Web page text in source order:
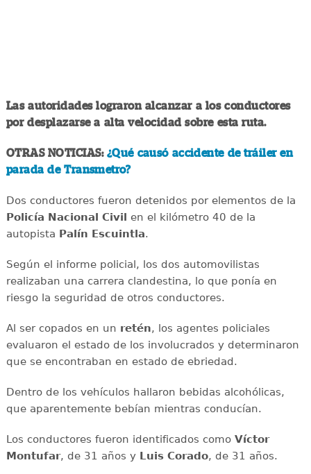
Las autoridades lograron alcanzar a los conductores
por desplazarse a alta velocidad sobre esta ruta.
OTRAS NOTICIAS: ¿Qué causó accidente de tráiler en
parada de Transmetro?
Dos conductores fueron detenidos por elementos de la
Policía Nacional Civil en el kilómetro 40 de la
autopista Palín Escuintla.
Según el informe policial, los dos automovilistas
realizaban una carrera clandestina, lo que ponía en
riesgo la seguridad de otros conductores.
Al ser copados en un retén, los agentes policiales
evaluaron el estado de los involucrados y determinaron
que se encontraban en estado de ebriedad.
Dentro de los vehículos hallaron bebidas alcohólicas,
que aparentemente bebían mientras conducían.
Los conductores fueron identificados como Víctor
Montufar, de 31 años y Luis Corado, de 31 años.